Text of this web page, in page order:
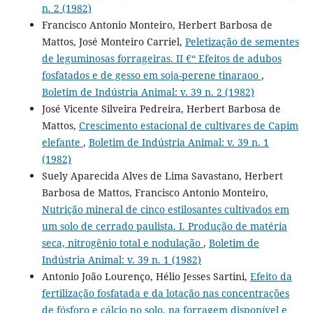
n. 2 (1982)
Francisco Antonio Monteiro, Herbert Barbosa de
Mattos, José Monteiro Carriel, Peletização de sementes
de leguminosas forrageiras. II €“ Efeitos de adubos
fosfatados e de gesso em soja-perene tinaraoo ,
Boletim de Indústria Animal: v. 39 n. 2 (1982)
José Vicente Silveira Pedreira, Herbert Barbosa de
Mattos, Crescimento estacional de cultivares de Capim
elefante , Boletim de Indústria Animal: v. 39 n. 1
(1982)
Suely Aparecida Alves de Lima Savastano, Herbert
Barbosa de Mattos, Francisco Antonio Monteiro,
Nutrição mineral de cinco estilosantes cultivados em
um solo de cerrado paulista. I. Produção de matéria
seca, nitrogênio total e nodulação , Boletim de
Indústria Animal: v. 39 n. 1 (1982)
Antonio João Lourenço, Hélio Jesses Sartini, Efeito da
fertilização fosfatada e da lotação nas concentrações
de fósforo e cálcio no solo, na forragem disponível e